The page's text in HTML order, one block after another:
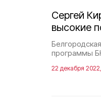
Сергей
высокие
программы
22 декабря